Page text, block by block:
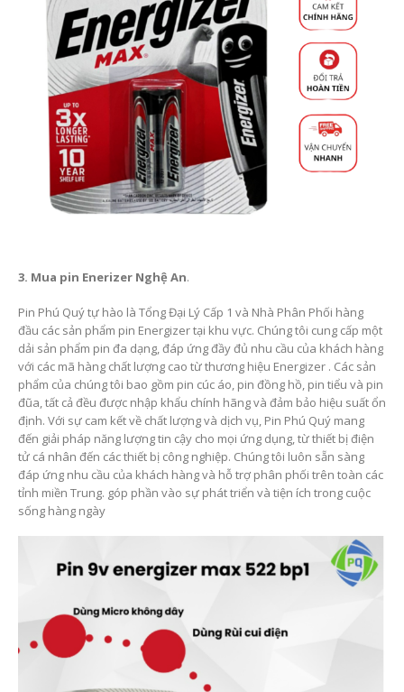
3. Mua pin Enerizer Nghệ An.
Pin Phú Quý tự hào là Tổng Đại Lý Cấp 1 và Nhà Phân Phối hàng
đầu các sản phẩm pin Energizer tại khu vực. Chúng tôi cung cấp một
dải sản phẩm pin đa dạng, đáp ứng đầy đủ nhu cầu của khách hàng
với các mã hàng chất lượng cao từ thương hiệu Energizer . Các sản
phẩm của chúng tôi bao gồm pin cúc áo, pin đồng hồ, pin tiểu và pin
đũa, tất cả đều được nhập khẩu chính hãng và đảm bảo hiệu suất ổn
định. Với sự cam kết về chất lượng và dịch vụ, Pin Phú Quý mang
đến giải pháp năng lượng tin cậy cho mọi ứng dụng, từ thiết bị điện
tử cá nhân đến các thiết bị công nghiệp. Chúng tôi luôn sẵn sàng
đáp ứng nhu cầu của khách hàng và hỗ trợ phân phối trên toàn các
tỉnh miền Trung. góp phần vào sự phát triển và tiện ích trong cuộc
sống hàng ngày